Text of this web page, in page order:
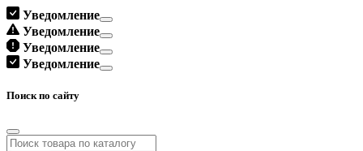
Уведомление
Уведомление
Уведомление
Уведомление
Поиск по сайту